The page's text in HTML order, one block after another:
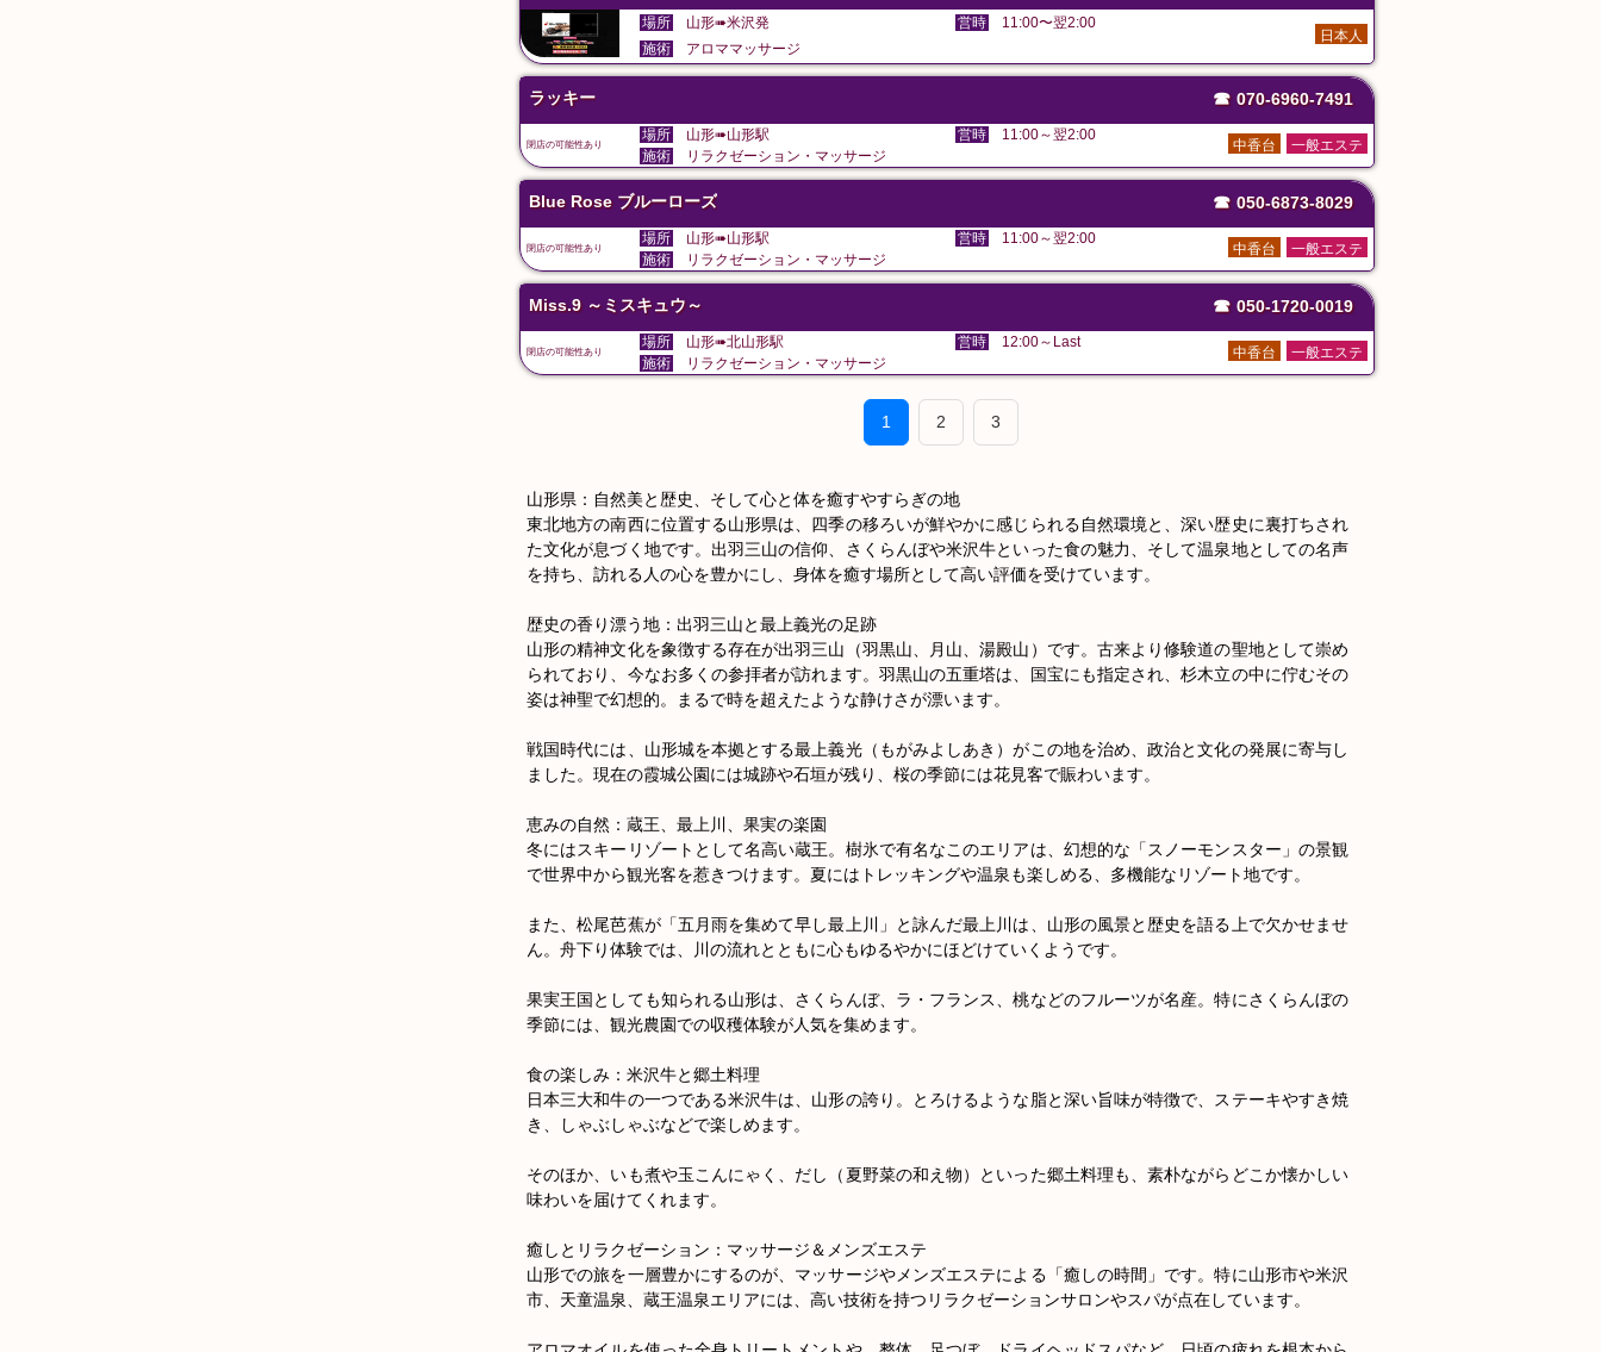
場所 山形➠米沢発 営時 11:00〜翌2:00
日本人
施術 アロママッサージ
ラッキー ☎ 070-6960-7491
閉店の可能性あり
場所 山形➠山形駅 営時 11:00～翌2:00
一般エステ
中香台
施術 リラクゼーション・マッサージ
Blue Rose ブルーローズ ☎ 050-6873-8029
閉店の可能性あり
場所 山形➠山形駅 営時 11:00～翌2:00
一般エステ
中香台
施術 リラクゼーション・マッサージ
Miss.9 ～ミスキュウ～ ☎ 050-1720-0019
閉店の可能性あり
場所 山形➠北山形駅 営時 12:00～Last
一般エステ
中香台
施術 リラクゼーション・マッサージ
1 2 3
山形県：自然美と歴史、そして心と体を癒すやすらぎの地
東北地方の南西に位置する山形県は、四季の移ろいが鮮やかに感じられる自然環境と、深い歴史に裏打ちされ
た文化が息づく地です。出羽三山の信仰、さくらんぼや米沢牛といった食の魅力、そして温泉地としての名声
を持ち、訪れる人の心を豊かにし、身体を癒す場所として高い評価を受けています。
歴史の香り漂う地：出羽三山と最上義光の足跡
山形の精神文化を象徴する存在が出羽三山（羽黒山、月山、湯殿山）です。古来より修験道の聖地として崇め
られており、今なお多くの参拝者が訪れます。羽黒山の五重塔は、国宝にも指定され、杉木立の中に佇むその
姿は神聖で幻想的。まるで時を超えたような静けさが漂います。
戦国時代には、山形城を本拠とする最上義光（もがみよしあき）がこの地を治め、政治と文化の発展に寄与し
ました。現在の霞城公園には城跡や石垣が残り、桜の季節には花見客で賑わいます。
恵みの自然：蔵王、最上川、果実の楽園
冬にはスキーリゾートとして名高い蔵王。樹氷で有名なこのエリアは、幻想的な「スノーモンスター」の景観
で世界中から観光客を惹きつけます。夏にはトレッキングや温泉も楽しめる、多機能なリゾート地です。
また、松尾芭蕉が「五月雨を集めて早し最上川」と詠んだ最上川は、山形の風景と歴史を語る上で欠かせませ
ん。舟下り体験では、川の流れとともに心もゆるやかにほどけていくようです。
果実王国としても知られる山形は、さくらんぼ、ラ・フランス、桃などのフルーツが名産。特にさくらんぼの
季節には、観光農園での収穫体験が人気を集めます。
食の楽しみ：米沢牛と郷土料理
日本三大和牛の一つである米沢牛は、山形の誇り。とろけるような脂と深い旨味が特徴で、ステーキやすき焼
き、しゃぶしゃぶなどで楽しめます。
そのほか、いも煮や玉こんにゃく、だし（夏野菜の和え物）といった郷土料理も、素朴ながらどこか懐かしい
味わいを届けてくれます。
癒しとリラクゼーション：マッサージ＆メンズエステ
山形での旅を一層豊かにするのが、マッサージやメンズエステによる「癒しの時間」です。特に山形市や米沢
市、天童温泉、蔵王温泉エリアには、高い技術を持つリラクゼーションサロンやスパが点在しています。